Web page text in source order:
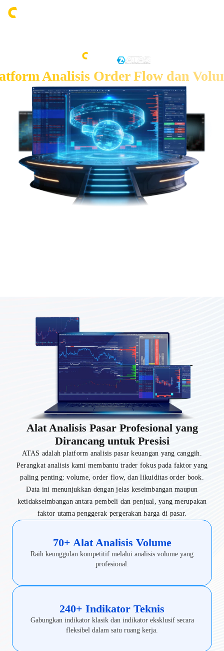
Analisis Order Flow dan
Alat Analisis Pasar Profesional yang
Dirancang untuk Presisi
ATAS adalah platform analisis pasar keuangan yang canggih.
Perangkat analisis kami membantu trader fokus pada faktor yang
paling penting: volume, order flow, dan likuiditas order book.
Data ini menunjukkan dengan jelas keseimbangan maupun
ketidakseimbangan antara pembeli dan penjual, yang merupakan
faktor utama penggerak pergerakan harga di pasar.
70+ Alat Analisis Volume
Raih keunggulan kompetitif melalui analisis volume yang
profesional.
240+ Indikator Teknis
Gabungkan indikator klasik dan indikator eksklusif secara
fleksibel dalam satu ruang kerja.